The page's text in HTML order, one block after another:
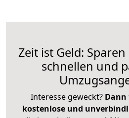
Zeit ist Geld:
schnellen und
Interesse geweckt? Dann
kostenlose und